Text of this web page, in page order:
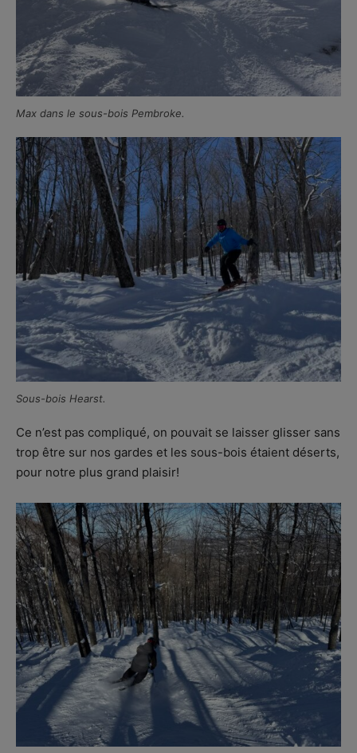
Max dans le sous-bois Pembroke.
Sous-bois Hearst.
Ce n’est pas compliqué, on pouvait se laisser glisser sans
trop être sur nos gardes et les sous-bois étaient déserts,
pour notre plus grand plaisir!